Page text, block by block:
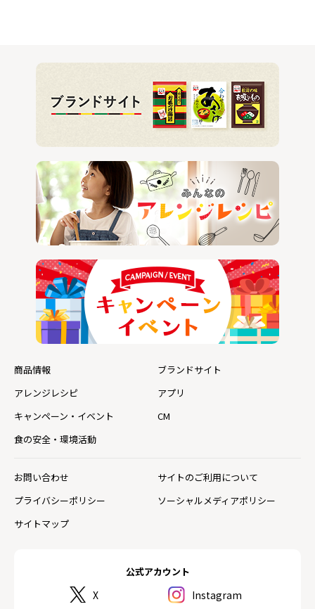
公式アカウント
X Instagram
商品情報
ブランドサイト
アレンジレシピ
アプリ
キャンペーン・イベント
CM
食の安全・環境活動
お問い合わせ
サイトのご利用について
プライバシーポリシー
ソーシャルメディアポリシー
サイトマップ